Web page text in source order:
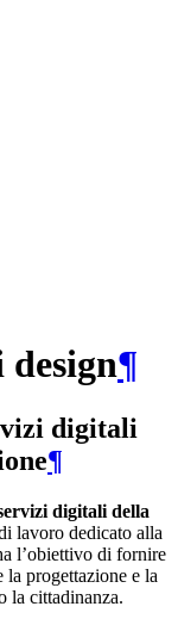
¶
digitali
¶
digitali della
lavoro dedicato alla
l’obiettivo di fornire
progettazione e la
la cittadinanza.